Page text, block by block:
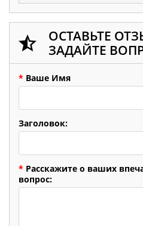
ОСТАВЬТЕ
ЗАДАЙТЕ
* Ваше Имя
Заголовок:
* Расскажите о ваших
вопрос: